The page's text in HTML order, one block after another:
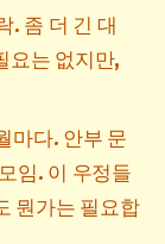
. 좀 더 긴 대
요는 없지만,
마다. 안부 문
임. 이 우정들
뭔가는 필요합